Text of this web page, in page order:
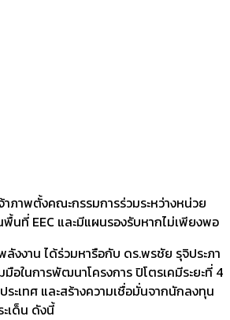
ภาพตั้งคณะกรรมการร่วมระหว่างหน่วย
นที่ EEC และมีแผนรองรับหากไม่เพียงพอ
าน ได้ร่วมหารือกับ ดร.พรชัย รุจิประภา
ในการพัฒนาโครงการ ปิโตรเคมีระยะที่ 4
ะเทศ และสร้างความเชื่อมั่นจากนักลงทุน
เด็น ดังนี้